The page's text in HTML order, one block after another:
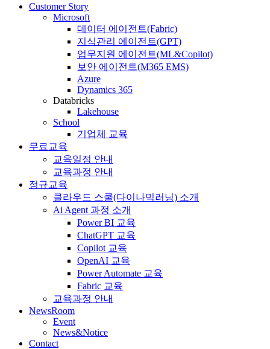
Customer Story
Microsoft
데이터 에이전트(Fabric)
지식관리 에이전트(GPT)
업무지원 에이전트(ML&Copilot)
보안 에이전트(M365 EMS)
Azure
Dynamics 365
Databricks
Lakehouse
School
기업체 교육
무료교육
교육일정 안내
교육과정 안내
정규교육
클라우드 스쿨(다이나믹러닝) 소개
Ai Agent 과정 소개
Power BI 교육
ChatGPT 교육
Copilot 교육
OpenAI 교육
Power Automate 교육
Fabric 교육
교육과정 안내
NewsRoom
Event
News&Notice
Contact